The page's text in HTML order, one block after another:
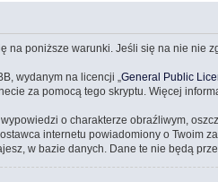
na poniższe warunki. Jeśli się na nie nie
wydanym na licencji „General Public
za pomocą tego skryptu. Więcej
o charakterze obraźliwym,
internetu powiadomiony o Twoim
w bazie danych. Dane te nie będą